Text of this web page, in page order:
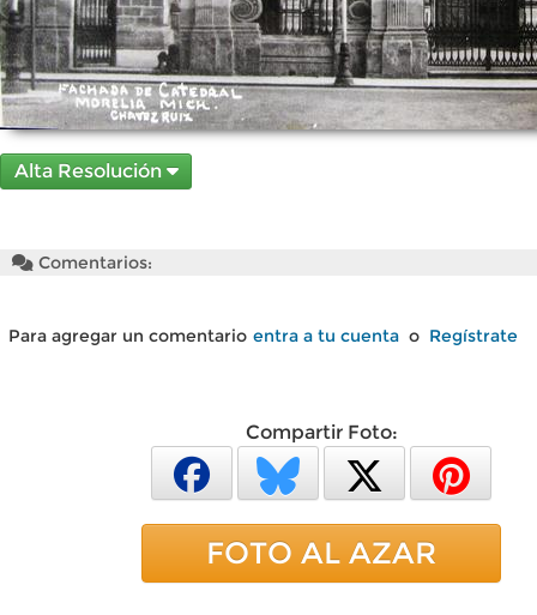
Alta Resolución
Comentarios:
Para agregar un comentario entra a tu cuenta o Regístrate
Compartir Foto:
FOTO AL AZAR